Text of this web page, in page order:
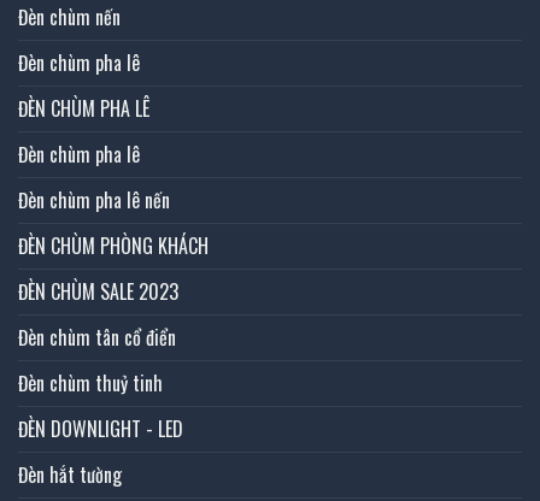
Đèn chùm nến
Đèn chùm pha lê
ĐÈN CHÙM PHA LÊ
Đèn chùm pha lê
Đèn chùm pha lê nến
ĐÈN CHÙM PHÒNG KHÁCH
ĐÈN CHÙM SALE 2023
Đèn chùm tân cổ điển
Đèn chùm thuỷ tinh
ĐÈN DOWNLIGHT - LED
Đèn hắt tường